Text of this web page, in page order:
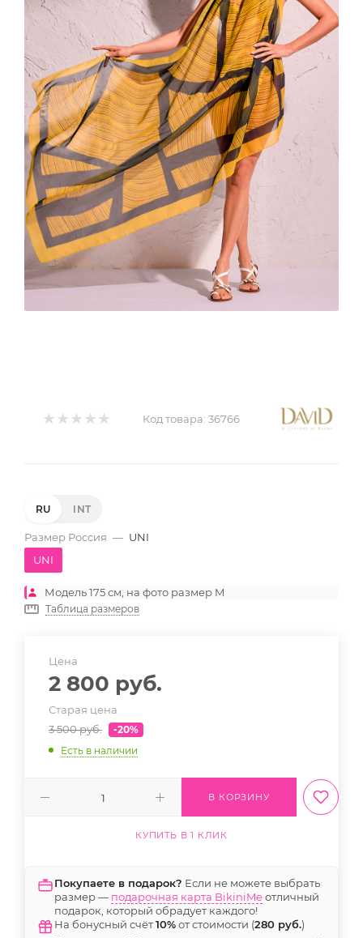
Код товара: 36766
RU INT
Размер Россия — UNI
UNI
Модель 175 см, на фото размер M
Таблица размеров
Цена
2 800 руб.
Старая цена
3 500руб.
-20%
Есть в наличии
В КОРЗИНУ
КУПИТЬ В 1 КЛИК
Покупаете в подарок? Если не можете выбрать
размер — подарочная карта BikiniMeотличный
подарок, который обрадует каждого!
На бонусный счёт10%от стоимости (280 руб.)